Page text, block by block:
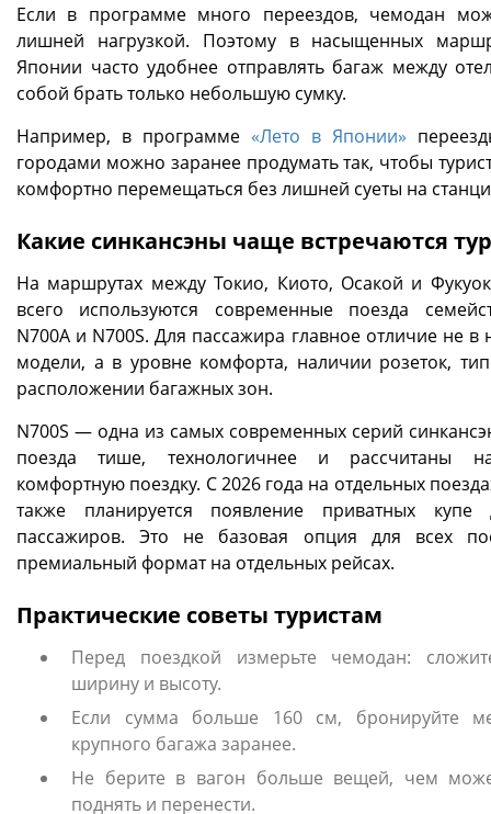
Если в программе много переездов, чемодан
лишней нагрузкой. Поэтому в насыщенных
Японии часто удобнее отправлять багаж между
собой брать только небольшую сумку.
Например, в программе «Лето в Японии»
городами можно заранее продумать так, чтобы
комфортно перемещаться без лишней суеты на
Какие синкансэны чаще встречаются
На маршрутах между Токио, Киото, Осакой и
всего используются современные поезда
N700A и N700S. Для пассажира главное отличие не в
модели, а в уровне комфорта, наличии розеток,
расположении багажных зон.
N700S — одна из самых современных серий
поезда тише, технологичнее и рассчитаны
комфортную поездку. С 2026 года на отдельных
также планируется появление приватных купе
пассажиров. Это не базовая опция для всех
премиальный формат на отдельных рейсах.
Практические советы туристам
Перед поездкой измерьте чемодан:
ширину и высоту.
Если сумма больше 160 см, бронируйте
крупного багажа заранее.
Не берите в вагон больше вещей, чем
поднять и перенести.